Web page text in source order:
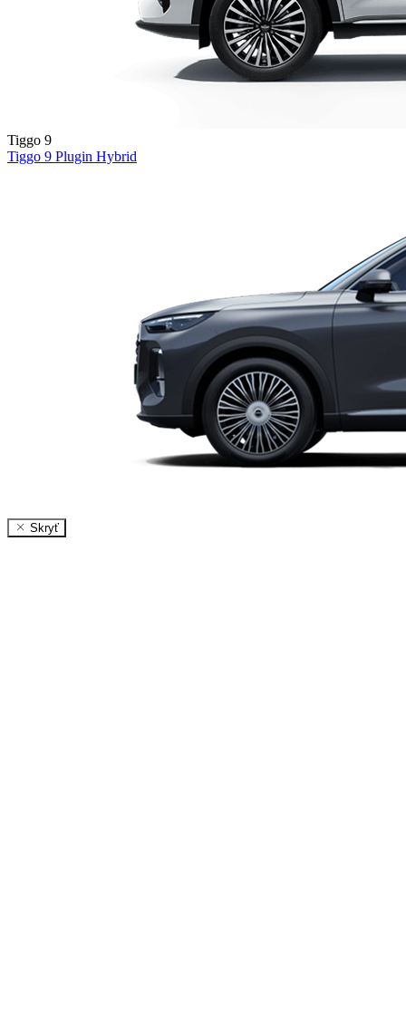
Tiggo 9
Tiggo 9 Plugin Hybrid
Skryť